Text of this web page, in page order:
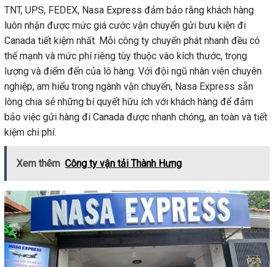
TNT, UPS, FEDEX, Nasa Express đảm bảo rằng khách hàng
luôn nhận được mức giá cước vận chuyển gửi bưu kiện đi
Canada tiết kiệm nhất. Mỗi công ty chuyển phát nhanh đều có
thế mạnh và mức phí riêng tùy thuộc vào kích thước, trọng
lượng và điểm đến của lô hàng. Với đội ngũ nhân viên chuyên
nghiệp, am hiểu trong ngành vận chuyển, Nasa Express sẵn
lòng chia sẻ những bí quyết hữu ích với khách hàng để đảm
bảo việc gửi hàng đi Canada được nhanh chóng, an toàn và tiết
kiệm chi phí.
Xem thêm Công ty vận tải Thành Hưng